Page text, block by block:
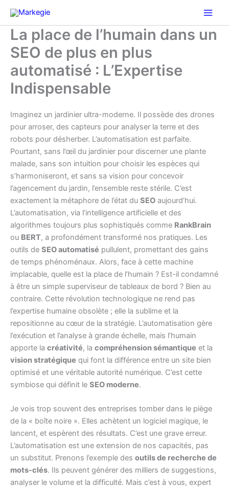
contenu
La place de l’humain dans un
SEO de plus en plus
automatisé : L’Expertise
Indispensable
Imaginez un jardinier ultra-moderne. Il possède des drones
pour arroser, des capteurs pour analyser la terre et des
robots pour désherber. L’automatisation est parfaite.
Pourtant, sans l’œil du jardinier pour discerner une plante
malade, sans son intuition pour choisir les espèces qui
s’harmoniseront, et sans sa vision pour concevoir
l’agencement du jardin, l’ensemble reste stérile. C’est
exactement la métaphore de l’état du SEO aujourd’hui.
L’automatisation, via l’intelligence artificielle et des
algorithmes toujours plus sophistiqués comme RankBrain
ou BERT, a profondément transformé nos pratiques. Les
outils de SEO automatisé pullulent, promettant des gains
de temps phénoménaux. Alors, face à cette machine
implacable, quelle est la place de l’humain ? Est-il condamné
à être un simple superviseur de tableaux de bord ? Bien au
contraire. Cette révolution technologique ne rend pas
l’expertise humaine obsolète ; elle la sublime et la
repositionne au cœur de la stratégie. L’automatisation gère
l’exécution et l’analyse à grande échelle, mais l’humain
apporte la créativité, la compréhension sémantique et la
vision stratégique qui font la différence entre un site bien
optimisé et une véritable autorité numérique. C’est cette
symbiose qui définit le SEO moderne.
Je vois trop souvent des entreprises tomber dans le piège
de la « boîte noire ». Elles achètent un logiciel magique, le
lancent, et espèrent des résultats. C’est une grave erreur.
L’automatisation est une extension de nos capacités, pas
un substitut. Prenons l’exemple des outils de recherche de
mots-clés. Ils peuvent générer des milliers de suggestions,
analyser le volume et la difficulté. Mais c’est à vous, expert